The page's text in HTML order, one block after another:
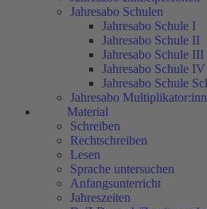
Jahresabo Schulen
Jahresabo Schule I
Jahresabo Schule II
Jahresabo Schule III
Jahresabo Schule IV
Jahresabo Schule
Jahresabo
Material
Schreiben
Rechtschreiben
Lesen
Sprache untersuchen
Anfangsunterricht
Jahreszeiten